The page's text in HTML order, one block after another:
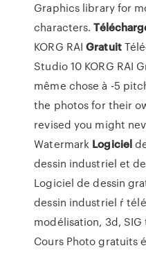
Graphics library for
characters.
KORG RAIGratuit
Studio 10 KORG RAI
même chose à -5
the photos for their
revised you might
Watermark Logiciel
dessin industriel et
Logiciel de dessin
dessin industriel ŕ
modélisation, 3d,
Cours Photo gratuits